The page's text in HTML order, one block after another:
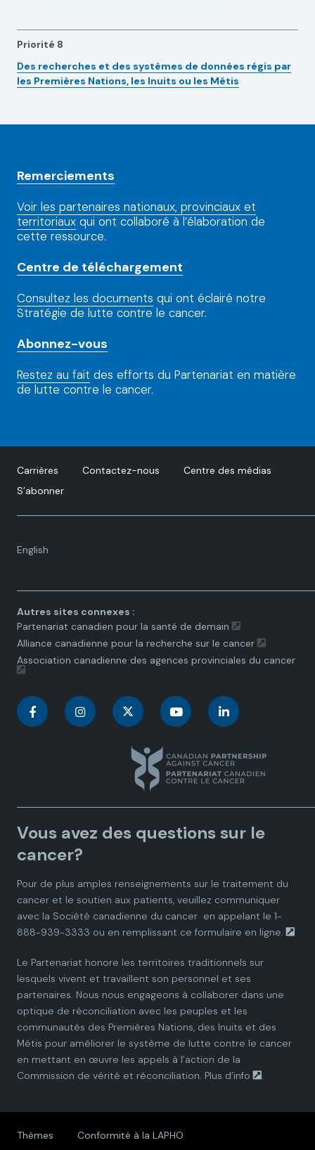
Priorité 8
Des recherches et des systèmes de données régis par
les Premières Nations, les Inuits ou les Métis
Remerciements
Voir les partenaires nationaux, provinciaux et
territoriaux qui ont collaboré à l’élaboration de
cette ressource.
Centre de téléchargement
Consultez les documents qui ont éclairé notre
Stratégie de lutte contre le cancer.
Abonnez-vous
Restez au fait des efforts du Partenariat en matière
de lutte contre le cancer.
Carrières Contactez-nous
Centre des médias
S’abonner
English
Language
Autres sites connexes :
Partenariat canadien pour la santé de demain
Alliance canadienne pour la recherche sur le cancer
Association canadienne des agences provinciales du cancer
C
a
d
a
n
P
a
r
t
e
C
a
d
a
n
P
a
r
t
e
n
a
d
a
n
P
a
r
t
e
C
n
a
d
a
n
P
a
r
t
e
C
n
a
d
a
n
P
a
r
t
Vous avez des questions sur le
cancer?
Pour de plus amples renseignements sur le traitement du
cancer et le soutien aux patients, veuillez communiquer
avec la Société canadienne du cancer en appelant le 1-
888-939-3333 ou en remplissant ce formulaire en ligne.
Le Partenariat honore les territoires traditionnels sur
lesquels vivent et travaillent son personnel et ses
partenaires. Nous nous engageons à collaborer dans une
optique de réconciliation avec les peuples et les
communautés des Premières Nations, des Inuits et des
Métis pour améliorer le système de lutte contre le cancer
en mettant en œuvre les appels à l’action de la
Commission de vérité et réconciliation. Plus d’info .
Thèmes
Conformité à la LAPHO